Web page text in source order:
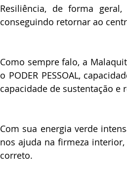
Resiliência, de forma
conseguindo retornar ao
Como sempre falo, a
o PODER PESSOAL,
capacidade de sustentação e
Com sua energia verde
nos ajuda na firmeza
correto.